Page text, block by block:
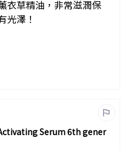
衣草精油，非常滋潤保
光澤！
Serum 6th gener